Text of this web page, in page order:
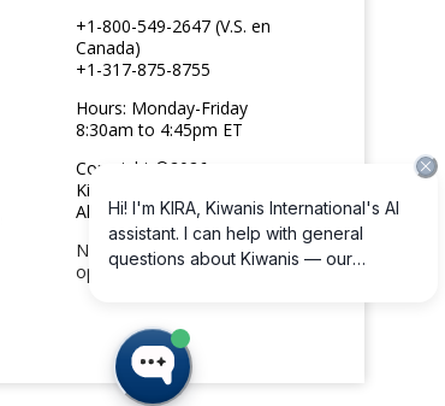
+1-800-549-2647 (V.S. en
Canada)
+1-317-875-8755
Hours: Monday-Friday
8:30am to 4:45pm ET
Copyright ©2026
Kiwanis International
All rights reserved
Neem contact met ons
op